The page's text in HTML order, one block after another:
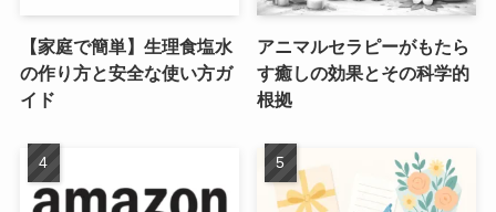
【家庭で簡単】生理食塩水
の作り方と安全な使い方ガ
イド
アニマルセラピーがもたら
す癒しの効果とその科学的
根拠